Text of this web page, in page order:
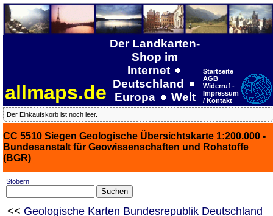
allmaps.de
Der Landkarten-
Shop im
Internet
Deutschland
Europa
Welt
Startseite
AGB
Widerruf -
Impressum
/ Kontakt
Der Einkaufskorb ist noch leer.
CC 5510 Siegen Geologische Übersichtskarte 1:200.000 -
Bundesanstalt für Geowissenschaften und Rohstoffe
(BGR)
Stöbern
<< Geologische Karten Bundesrepublik Deutschland